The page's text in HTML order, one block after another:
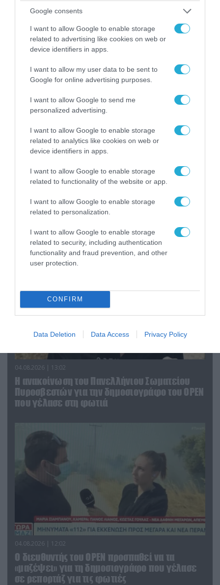
Google consents
I want to allow Google to enable storage
related to advertising like cookies on web or
device identifiers in apps.
I want to allow my user data to be sent to
Google for online advertising purposes.
I want to allow Google to send me
personalized advertising.
I want to allow Google to enable storage
related to analytics like cookies on web or
device identifiers in apps.
I want to allow Google to enable storage
related to functionality of the website or app.
I want to allow Google to enable storage
related to personalization.
I want to allow Google to enable storage
related to security, including authentication
functionality and fraud prevention, and other
user protection.
CONFIRM
Data Deletion Data Access Privacy Policy
06.08.2026 | 09:03
«Οι εντελώς αθώοι»: Η ανάρτηση του Αρκά για
τα ζώα που χάθηκαν στις πυρκαγιές της
04.08.2026 | 15:02
Αυτή την ώρα το τελευταίο «αντίο» στον πρώην
υπουργό Ι.Βαρβιτσιώτη (φωτο)
04.08.2026 | 13:02
Η ανακοίνωση του Πανελλήνιου Σωματείου
Πυροσβεστών για την δημοσιογράφο του OPEN
που γέλασε στη φωτιά
04.08.2026 | 12:02
O διευθυντής του OPEN προσπαθεί να τα
«μαζέψει» για τη δημοσιογράφο που γέλασε
σε ρεπορτάζ για τις φωτιές